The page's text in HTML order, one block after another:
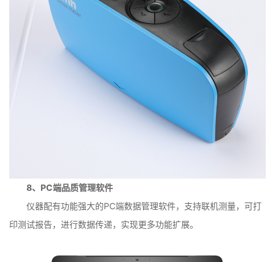
8、PC端品质管理软件
仪器配有功能强大的PC端数据管理软件，支持联机测量，可打
印测试报告，进行数据传递，实现更多功能扩展。